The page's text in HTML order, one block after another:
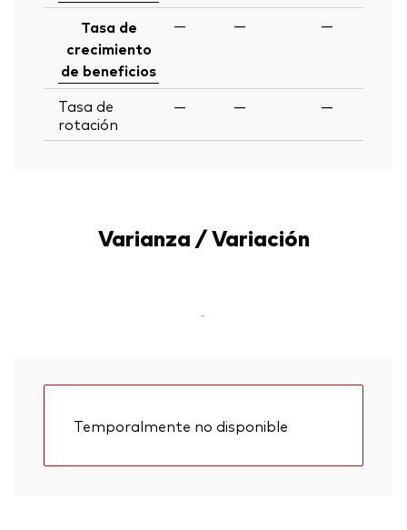
Tasa de
crecimiento
de beneficios
— — —
Tasa de
rotación
— — —
Varianza / Variación
-
Temporalmente no disponible